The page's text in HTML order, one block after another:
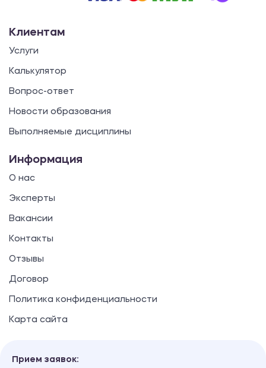
Клиентам
Услуги
Калькулятор
Вопрос-ответ
Новости образования
Выполняемые дисциплины
Информация
О нас
Эксперты
Вакансии
Контакты
Отзывы
Договор
Политика конфиденциальности
Карта сайта
Прием заявок: